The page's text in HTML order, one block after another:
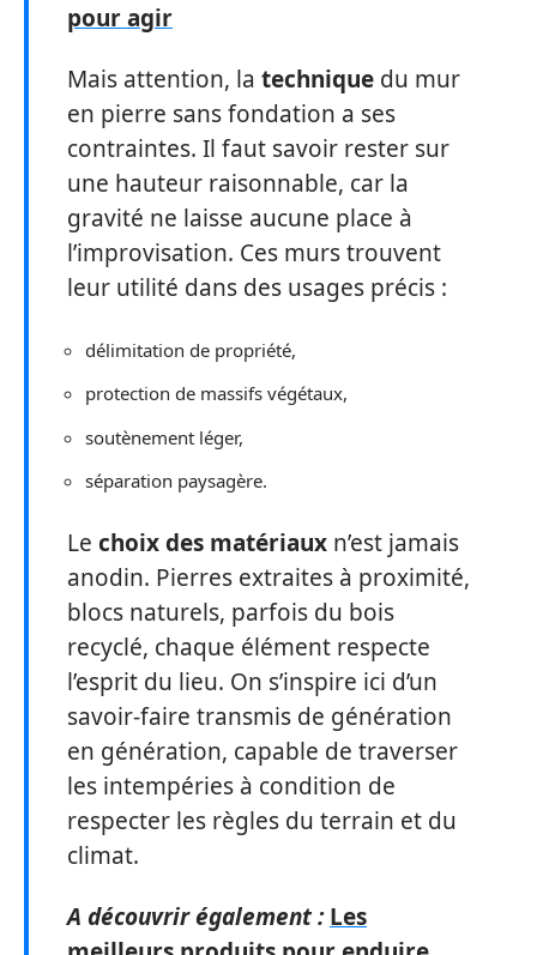
pour agir
Mais attention, la technique du mur
en pierre sans fondation a ses
contraintes. Il faut savoir rester sur
une hauteur raisonnable, car la
gravité ne laisse aucune place à
l’improvisation. Ces murs trouvent
leur utilité dans des usages précis :
délimitation de propriété,
protection de massifs végétaux,
soutènement léger,
séparation paysagère.
Le choix des matériaux n’est jamais
anodin. Pierres extraites à proximité,
blocs naturels, parfois du bois
recyclé, chaque élément respecte
l’esprit du lieu. On s’inspire ici d’un
savoir-faire transmis de génération
en génération, capable de traverser
les intempéries à condition de
respecter les règles du terrain et du
climat.
A découvrir également : Les